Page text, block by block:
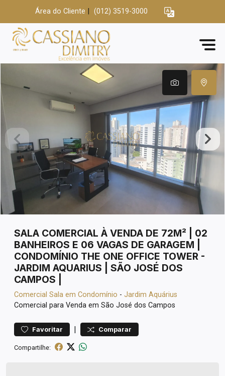
Área do Cliente (012) 3519-3000
SALA COMERCIAL À VENDA DE 72M² | 02
BANHEIROS E 06 VAGAS DE GARAGEM |
CONDOMÍNIO THE ONE OFFICE TOWER -
JARDIM AQUARIUS | SÃO JOSÉ DOS
CAMPOS |
Comercial Sala em Condomínio - Jardim Aquárius
Comercial para Venda em São José dos Campos
Favoritar | Comparar
Compartilhe: